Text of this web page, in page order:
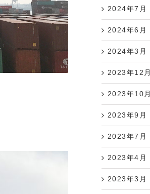
2024年7月
2024年6月
2024年3月
2023年12月
2023年10月
2023年9月
2023年7月
2023年4月
2023年3月